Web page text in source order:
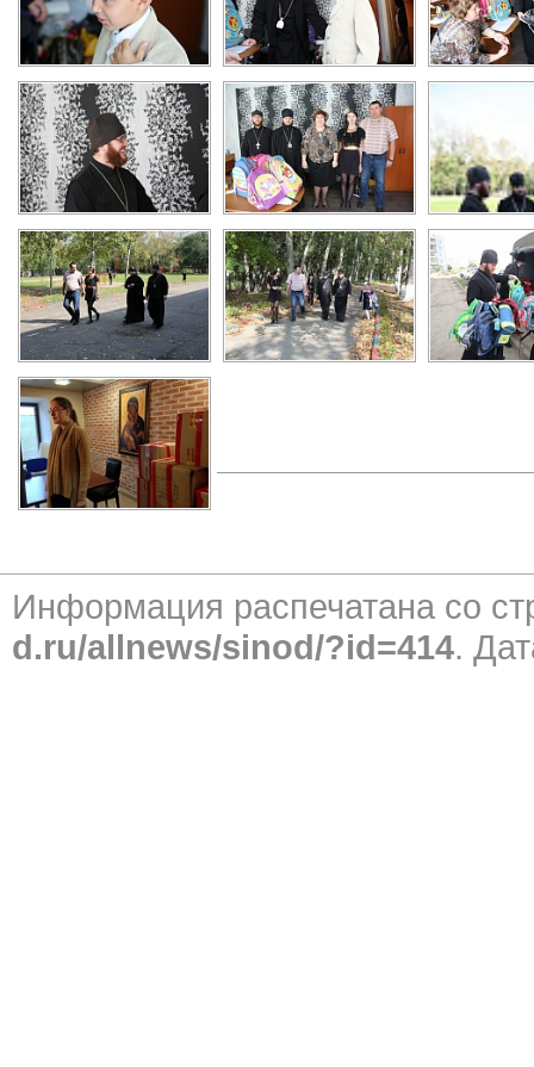
Информация распечатана со
d.ru/allnews/sinod/?id=414.